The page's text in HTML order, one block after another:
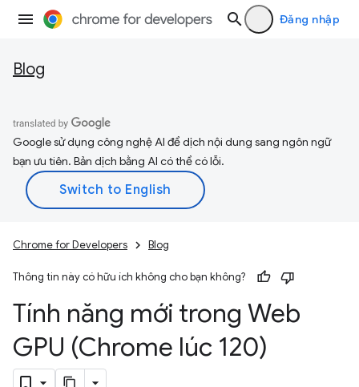
Đăng nhập
Blog
Google sử dụng công nghệ AI để dịch nội dung sang ngôn ngữ
bạn ưu tiên. Bản dịch bằng AI có thể có lỗi.
Chrome for Developers Blog
Thông tin này có hữu ích không cho bạn không?
Tính năng mới trong Web
GPU (Chrome lúc 120)